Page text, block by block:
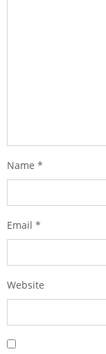
Name *
Email *
Website